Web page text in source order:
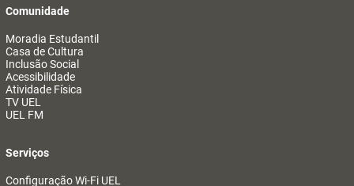
Comunidade
Moradia Estudantil
Casa de Cultura
Inclusão Social
Acessibilidade
Atividade Física
TV UEL
UEL FM
Serviços
Configuração Wi-Fi UEL